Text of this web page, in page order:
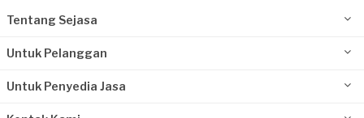
Tentang Sejasa
Untuk Pelanggan
Untuk Penyedia Jasa